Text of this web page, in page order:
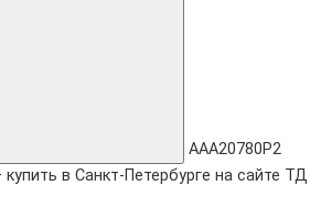
AAA20780P2
в Санкт-Петербурге на сайте ТД